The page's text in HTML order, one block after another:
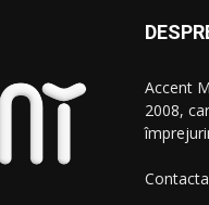
Accent
2008,